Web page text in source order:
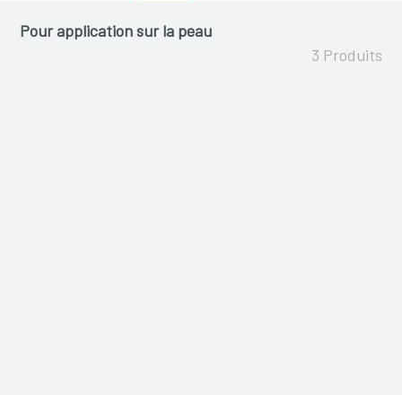
Pour application sur la peau
3 Produits